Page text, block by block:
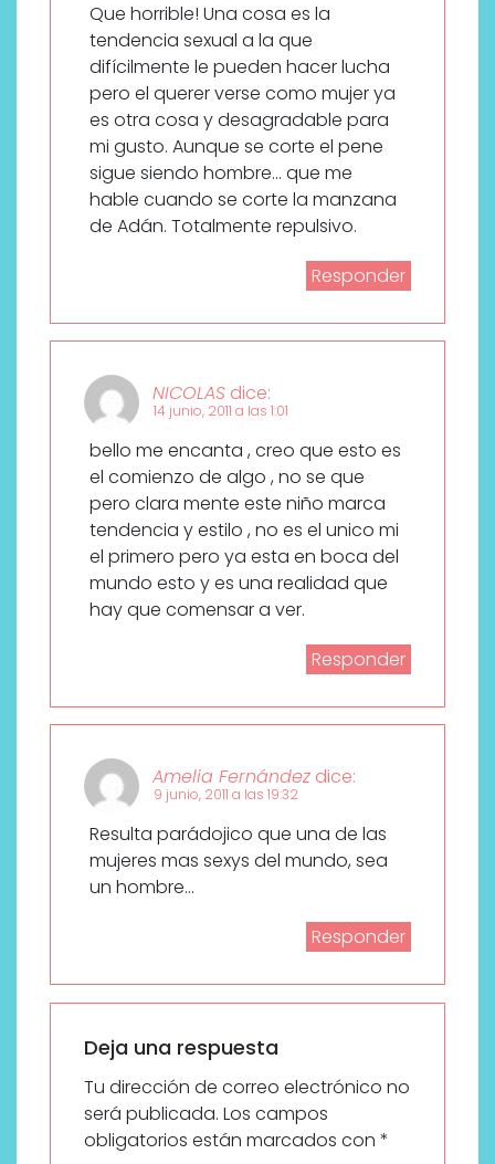
Que horrible! Una cosa es la
tendencia sexual a la que
difícilmente le pueden hacer lucha
pero el querer verse como mujer ya
es otra cosa y desagradable para
mi gusto. Aunque se corte el pene
sigue siendo hombre… que me
hable cuando se corte la manzana
de Adán. Totalmente repulsivo.
Responder
NICOLAS dice:
14 junio, 2011 a las 1:01
bello me encanta , creo que esto es
el comienzo de algo , no se que
pero clara mente este niño marca
tendencia y estilo , no es el unico mi
el primero pero ya esta en boca del
mundo esto y es una realidad que
hay que comensar a ver.
Responder
Amelia Fernández dice:
9 junio, 2011 a las 19:32
Resulta parádojico que una de las
mujeres mas sexys del mundo, sea
un hombre…
Responder
Deja una respuesta
Tu dirección de correo electrónico no
será publicada. Los campos
obligatorios están marcados con *